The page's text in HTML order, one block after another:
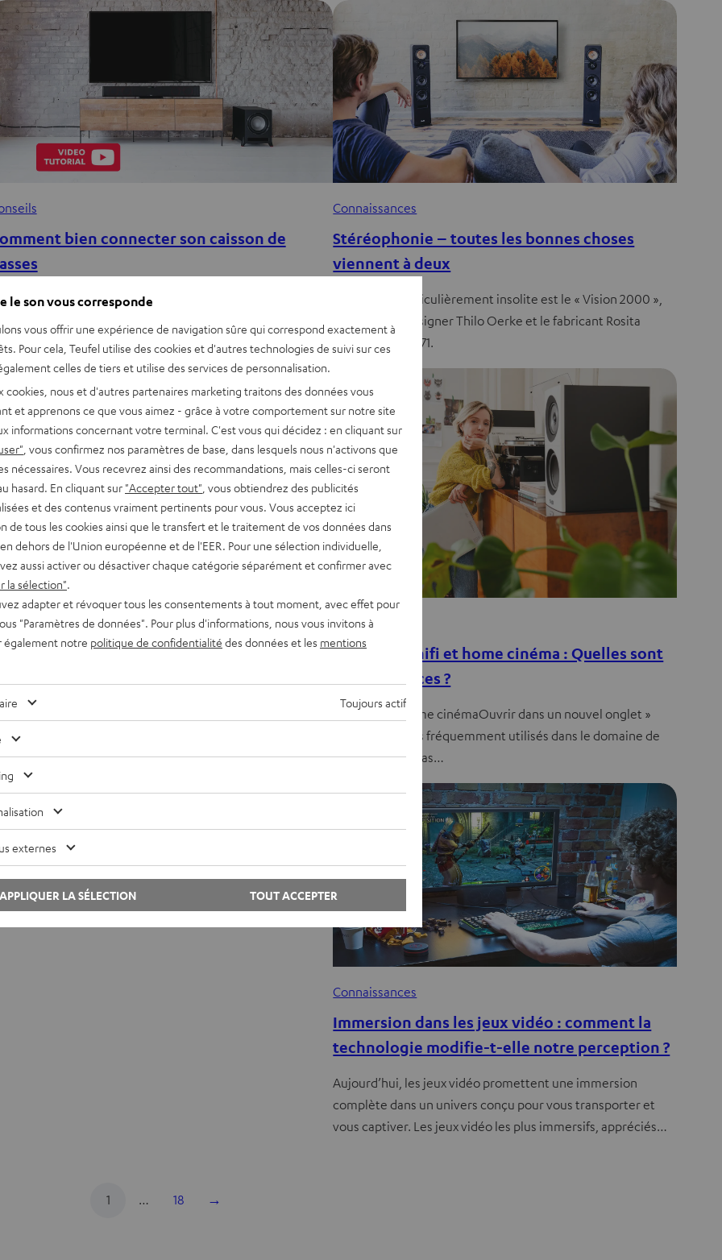
bien connecter son caisson de
les home cinéma conventionnels comme pour la
des barres de son, le caisson de basses est souvent
des graves. Contrairement aux enceintes…
Connaissances
Stéréophonie – toutes les bonnes choses
viennent à deux
Un modèle particulièrement insolite est le « Vision 2000 »,
conçu par le designer Thilo Oerke et le fabricant Rosita
Tonmöbel en 1971.
Simpson : Ces stars de la musique qui sont
apparues dans la série culte
Simpson ne sont pas seulement une série animée, c’est
phénomène de la culture pop qui fascine les spectateurs
monde entier depuis plus…
Conseils
Ensembles hifi et home cinéma : Quelles sont
les différences ?
« Hi-fi » et « home cinémaOuvrir dans un nouvel onglet »
sont des termes fréquemment utilisés dans le domaine de
l’audio. Il n’est pas…
: les innovations qui bousculent le
de l’audio
3D, son haptique et intelligence artificielle : parcourez
nouveautés audio les plus innovantes et changez votre
d’écouter.
Connaissances
Immersion dans les jeux vidéo : comment la
technologie modifie-t-elle notre perception ?
Aujourd’hui, les jeux vidéo promettent une immersion
complète dans un univers conçu pour vous transporter et
vous captiver. Les jeux vidéo les plus immersifs, appréciés…
1 … 18 →
le son vous corresponde
vous offrir une expérience de navigation sûre qui correspond exactement à
Pour cela, Teufel utilise des cookies et d'autres technologies de suivi sur ces
celles de tiers et utilise des services de personnalisation.
cookies, nous et d'autres partenaires marketing traitons des données vous
et apprenons ce que vous aimez - grâce à votre comportement sur notre site
informations concernant votre terminal. C'est vous qui décidez : en cliquant sur
, vous confirmez nos paramètres de base, dans lesquels nous n'activons que
nécessaires. Vous recevrez ainsi des recommandations, mais celles-ci seront
hasard. En cliquant sur "Accepter tout" , vous obtiendrez des publicités
et des contenus vraiment pertinents pour vous. Vous acceptez ici
de tous les cookies ainsi que le transfert et le traitement de vos données dans
dehors de l'Union européenne et de l'EER. Pour une sélection individuelle,
aussi activer ou désactiver chaque catégorie séparément et confirmer avec
la sélection".
adapter et révoquer tous les consentements à tout moment, avec effet pour
"Paramètres de données". Pour plus d'informations, nous vous invitons à
également notre politique de confidentialité des données et les mentions
Toujours actif
externes
TOUT ACCEPTER
APPLIQUER LA SÉLECTION